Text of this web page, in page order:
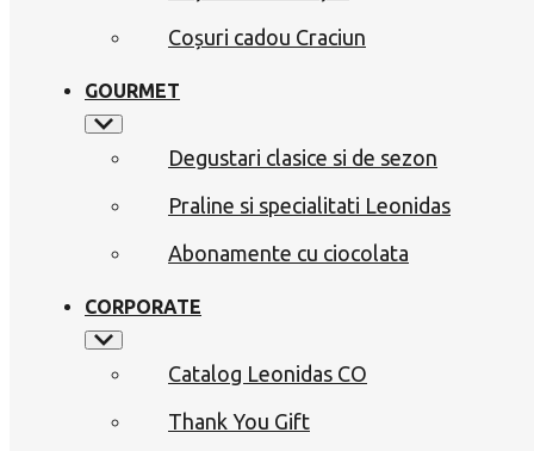
Coșuri cadou Craciun
GOURMET
Degustari clasice si de sezon
Praline si specialitati Leonidas
Abonamente cu ciocolata
CORPORATE
Catalog Leonidas CO
Thank You Gift